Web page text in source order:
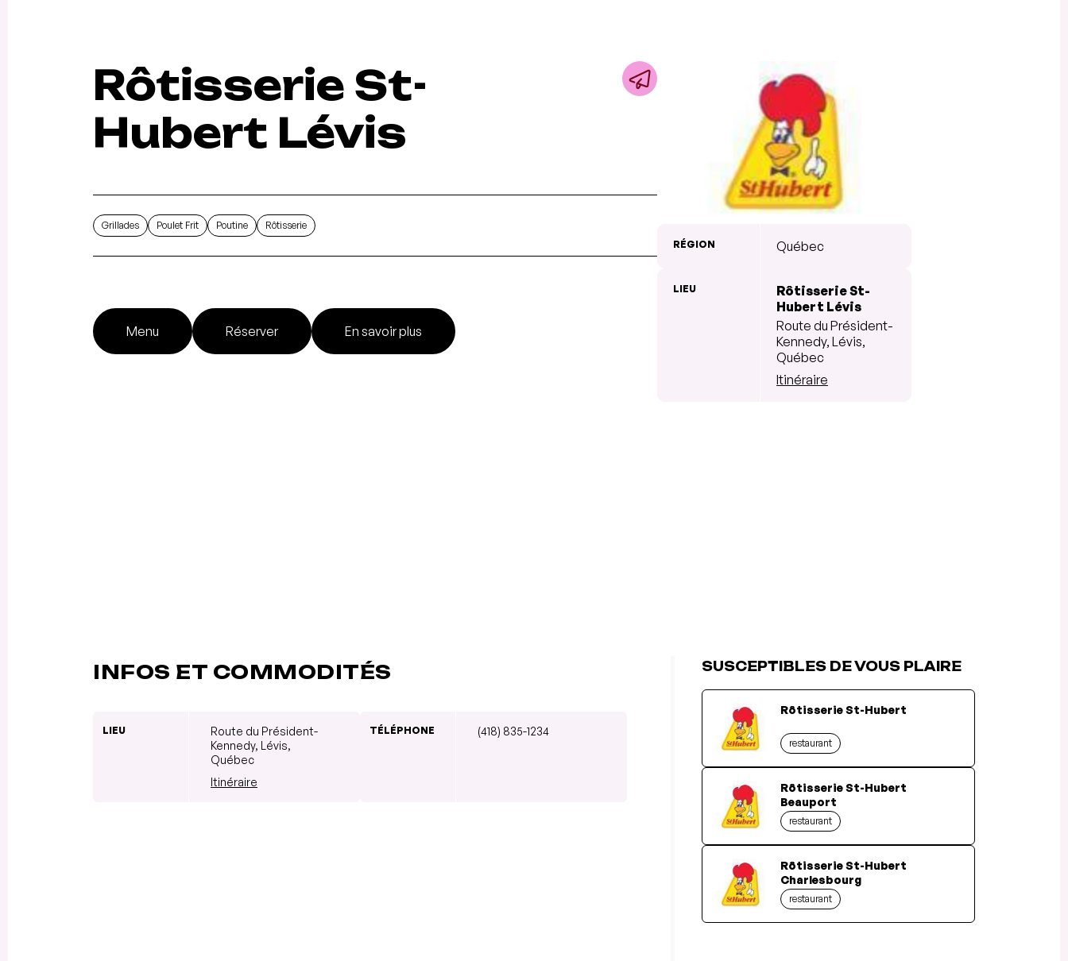
Rôtisserie St-
Hubert Lévis
Grillades Poulet Frit Poutine Rôtisserie
Menu Réserver En savoir plus
RÉGION Québec
LIEU
Rôtisserie St-
Hubert Lévis
Route du Président-
Kennedy, Lévis,
Québec
Itinéraire
INFOS ET COMMODITÉS
LIEU
Route du Président-
Kennedy, Lévis,
Québec
Itinéraire
TÉLÉPHONE (418) 835-1234
SUSCEPTIBLES DE VOUS PLAIRE
Rôtisserie St-Hubert
restaurant
Rôtisserie St-Hubert
Beauport
restaurant
Rôtisserie St-Hubert
Charlesbourg
restaurant